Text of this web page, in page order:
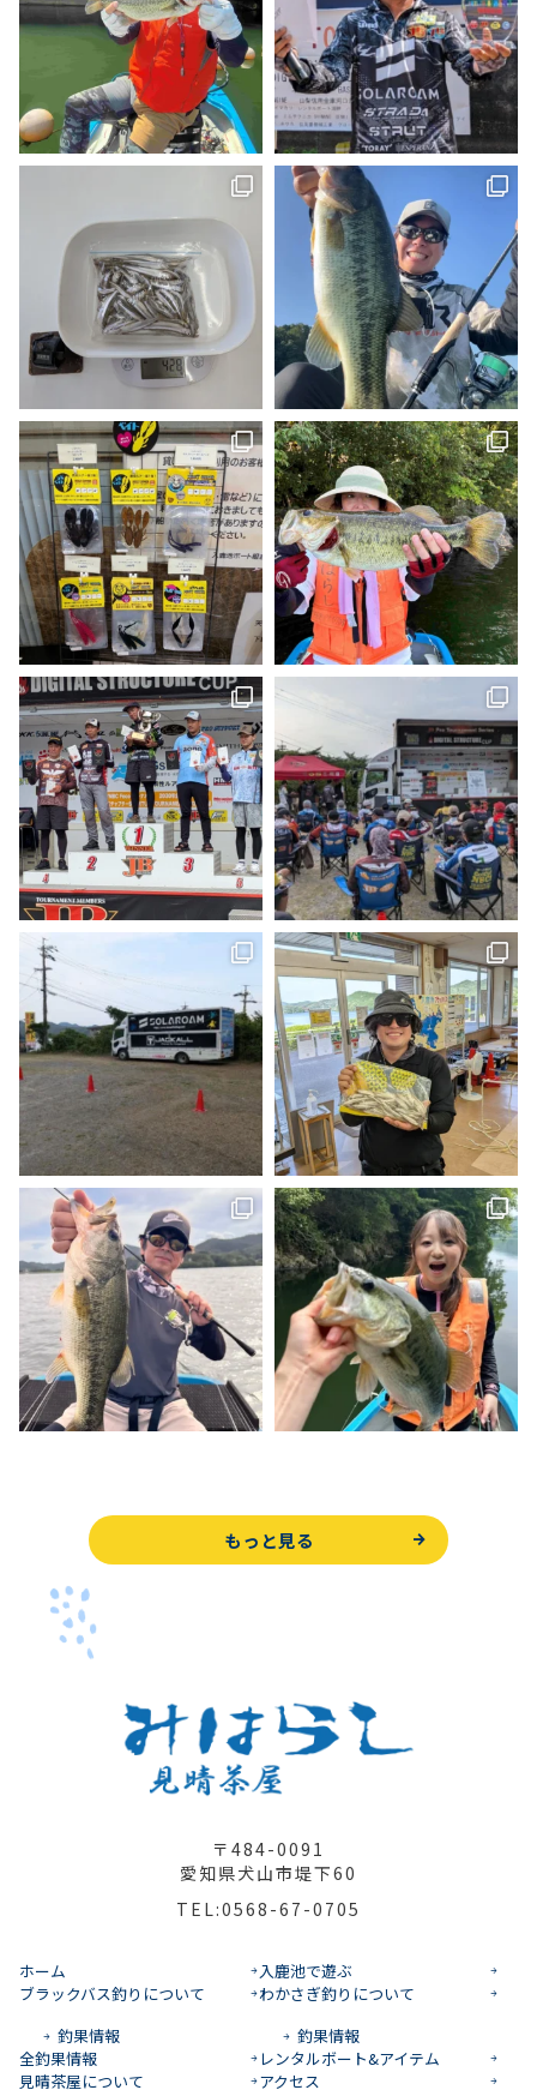
もっと見る
〒484-0091
愛知県犬山市堤下60
TEL:0568-67-0705
ホーム
入鹿池で遊ぶ
ブラックバス釣りについて
釣果情報
わかさぎ釣りについて
釣果情報
全釣果情報
レンタルボート&アイテム
見晴茶屋について
アクセス